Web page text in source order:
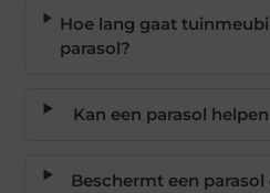
Hoe lang gaat
parasol?
Kan een parasol
Beschermt een